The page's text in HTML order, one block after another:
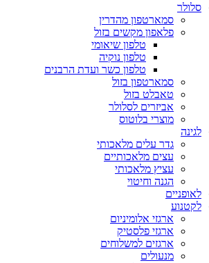
סלולר
סמארטפון מהדרין
פלאפון מקשים בזול
טלפון שיאומי
טלפון נוקיה
טלפון כשר ועדת הרבנים
סמארטפון בזול
טאבלט בזול
אביזרים לסלולר
מוצרי בלוטוס
לגינה
גדר עלים מלאכותי
עצים מלאכותיים
עציץ מלאכותי
הגנה וחיטוי
לאופניים
לקטנוע
ארגזי אלומיניום
ארגזי פלסטיק
ארגזים למשלוחים
מנעולים